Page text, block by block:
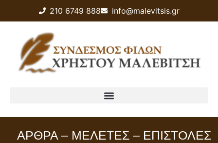
210 6749 888 info@malevitsis.gr
ΑΡΘΡΑ – ΜΕΛΕΤΕΣ – ΕΠΙΣΤΟΛΕΣ